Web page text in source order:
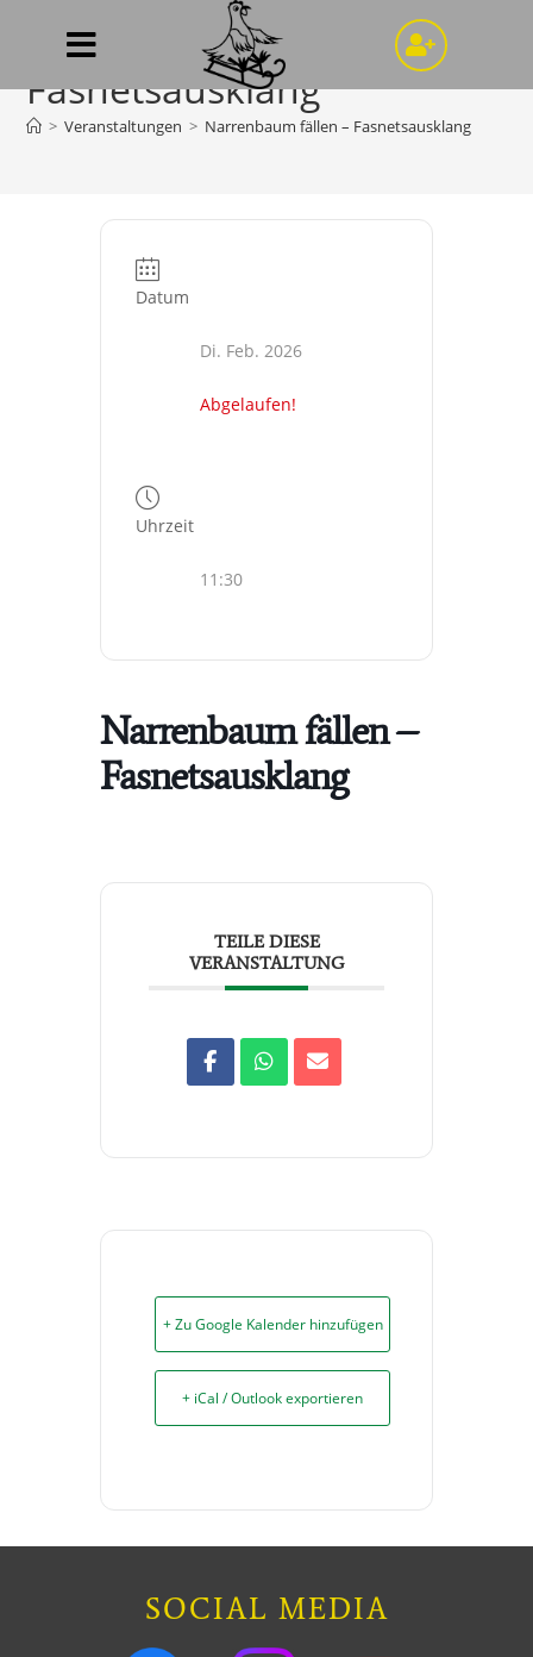
Narrenbaum fällen –
Fasnetsausklang
> Veranstaltungen > Narrenbaum fällen – Fasnetsausklang
Datum
Di. Feb. 2026
Abgelaufen!
Uhrzeit
11:30
Narrenbaum fällen –
Fasnetsausklang
TEILE DIESE
VERANSTALTUNG
+ Zu Google Kalender hinzufügen
+ iCal / Outlook exportieren
SOCIAL MEDIA